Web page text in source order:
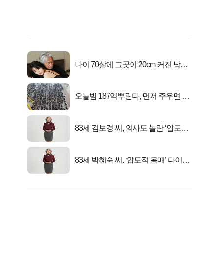
나이 70살에 그곳이 20cm 커진 남자..
오늘밤 187억뿌린다, 먼저 주우면 최
83세 김보경 씨, 의사도 놀란 ‘압도적
83세 박혜숙 씨, ‘압도적 몸매’ 다이어